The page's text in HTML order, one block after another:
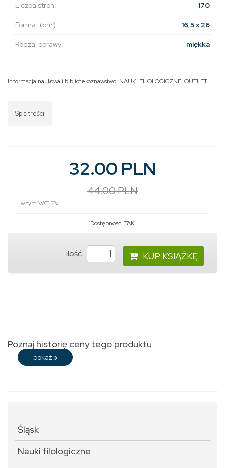
Liczba stron: 170
Format (cm): 16,5 x 26
Rodzaj oprawy: miękka
Informacja naukowa i bibliotekoznawstwo, NAUKI FILOLOGICZNE, OUTLET
Spis treści
32.00 PLN
44.00 PLN
w tym VAT 5%
Dostępność: TAK
ilość KUP KSIĄŻKĘ
Poznaj historię ceny tego produktu
pokaż »
Śląsk
Nauki filologiczne